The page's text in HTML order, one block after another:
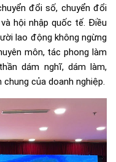
đổi số, chuyển đổi
hội nhập quốc tế. Điều
lao động không ngừng
môn, tác phong làm
dám nghĩ, dám làm,
của doanh nghiệp.